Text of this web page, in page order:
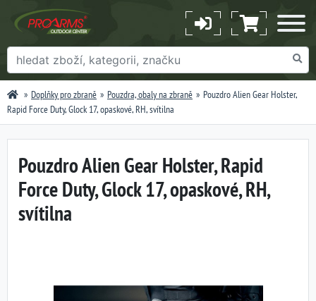
Doplňky pro zbraně Pouzdra, obaly na zbraně
Pouzdro Alien Gear Holster,
Rapid Force Duty, Glock 17, opaskové, RH, svítilna
Pouzdro Alien Gear Holster, Rapid
Force Duty, Glock 17, opaskové, RH,
svítilna